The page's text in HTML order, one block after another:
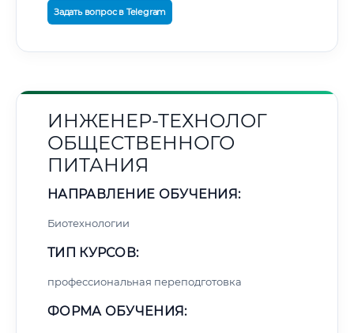
Задать вопрос в Telegram
ИНЖЕНЕР-ТЕХНОЛОГ
ОБЩЕСТВЕННОГО
ПИТАНИЯ
НАПРАВЛЕНИЕ ОБУЧЕНИЯ:
Биотехнологии
ТИП КУРСОВ:
профессиональная переподготовка
ФОРМА ОБУЧЕНИЯ: